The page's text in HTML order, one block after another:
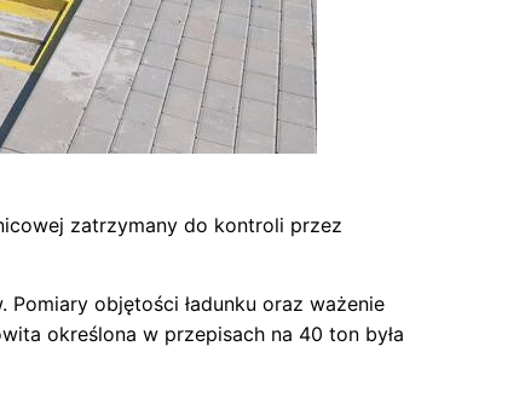
zatrzymany do kontroli przez
objętości ładunku oraz ważenie
określona w przepisach na 40 ton była